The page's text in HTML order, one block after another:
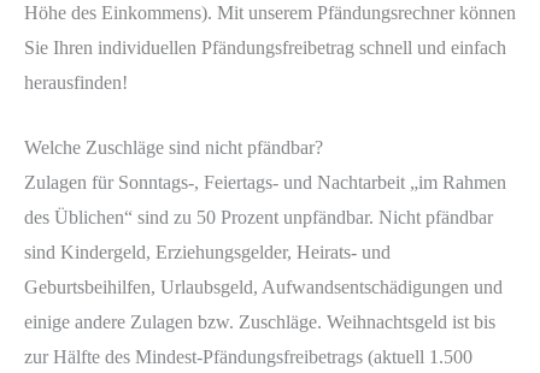
Höhe des Einkommens). Mit unserem Pfändungsrechner können
Sie Ihren individuellen Pfändungsfreibetrag schnell und einfach
herausfinden!
Welche Zuschläge sind nicht pfändbar?
Zulagen für Sonntags-, Feiertags- und Nachtarbeit „im Rahmen
des Üblichen“ sind zu 50 Prozent unpfändbar. Nicht pfändbar
sind Kindergeld, Erziehungsgelder, Heirats- und
Geburtsbeihilfen, Urlaubsgeld, Aufwandsentschädigungen und
einige andere Zulagen bzw. Zuschläge. Weihnachtsgeld ist bis
zur Hälfte des Mindest-Pfändungsfreibetrags (aktuell 1.500